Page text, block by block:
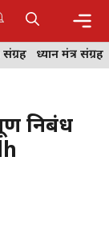
संग्रह ध्यान मंत्र संग्रह
निबंध